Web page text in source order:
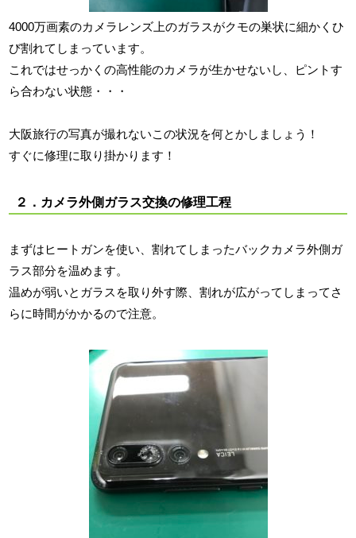
4000万画素のカメラレンズ上のガラスがクモの巣状に細かくひ
び割れてしまっています。
これではせっかくの高性能のカメラが生かせないし、ピントす
ら合わない状態・・・
大阪旅行の写真が撮れないこの状況を何とかしましょう！
すぐに修理に取り掛かります！
２．カメラ外側ガラス交換の修理工程
まずはヒートガンを使い、割れてしまったバックカメラ外側ガ
ラス部分を温めます。
温めが弱いとガラスを取り外す際、割れが広がってしまってさ
らに時間がかかるので注意。